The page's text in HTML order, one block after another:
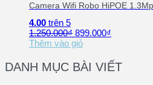
Camera Wifi Robo HiPOE 1.3Mp
4.00 trên 5
1.250.000₫ 899.000₫
Thêm vào giỏ
DANH MỤC BÀI VIẾT